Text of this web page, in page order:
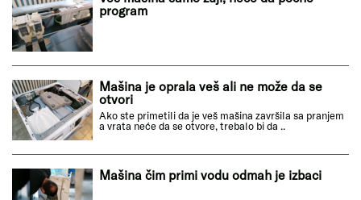
program
Mašina je oprala veš ali ne može da se
otvori
Ako ste primetili da je veš mašina završila sa pranjem
a vrata neće da se otvore, trebalo bi da ..
Mašina čim primi vodu odmah je izbaci